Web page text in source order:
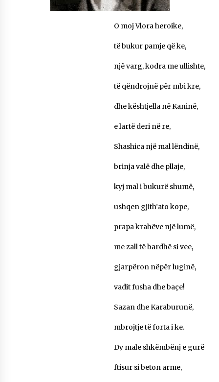
Faksimilet e një 83 vjetori lufte: Çfarë shkruan
KALLARATI NË AKSIONET KOMBËTARE PËR
EDHE SI NJË BANOR I PËRKOHSHËM I TIJ”
O moj Vlora heroike,
të bukur pamje që ke,
një varg, kodra me ullishte,
të qëndrojnë për mbi kre,
dhe kështjella në Kaninë,
e lartë deri në re,
Shashica një mal lëndinë,
brinja valë dhe pllaje,
kyj mal i bukurë shumë,
ushqen gjith’ato kope,
prapa krahëve një lumë,
me zall të bardhë si vee,
gjarpëron nëpër luginë,
vadit fusha dhe baçe!
Sazan dhe Karaburunë,
mbrojtje të forta i ke.
Dy male shkëmbënj e gurë
ftisur si beton arme,